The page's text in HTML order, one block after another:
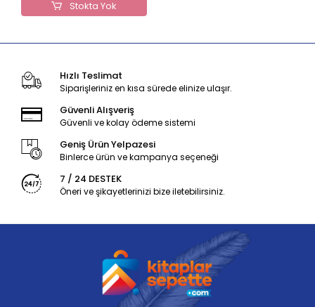
Stokta Yok
Hızlı Teslimat
Siparişleriniz en kısa sürede elinize ulaşır.
Güvenli Alışveriş
Güvenli ve kolay ödeme sistemi
Geniş Ürün Yelpazesi
Binlerce ürün ve kampanya seçeneği
7 / 24 DESTEK
Öneri ve şikayetlerinizi bize iletebilirsiniz.